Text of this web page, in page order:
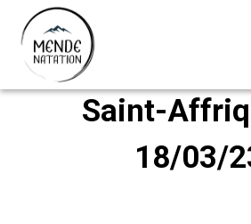
Compétition
Saint-
18/03/